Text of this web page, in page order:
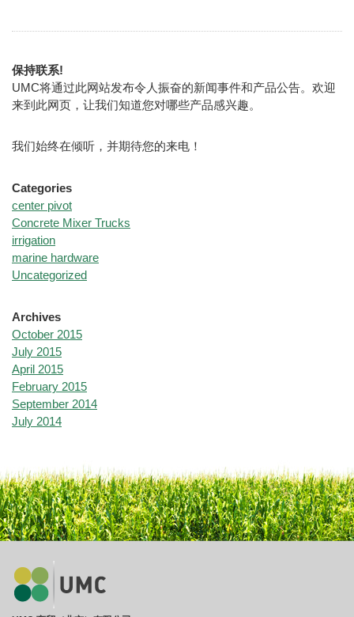
保持联系!
UMC将通过此网站发布令人振奋的新闻事件和产品公告。欢迎
来到此网页，让我们知道您对哪些产品感兴趣。
我们始终在倾听，并期待您的来电！
Categories
center pivot
Concrete Mixer Trucks
irrigation
marine hardware
Uncategorized
Archives
October 2015
July 2015
April 2015
February 2015
September 2014
July 2014